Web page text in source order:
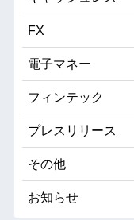
FX
電子マネー
フィンテック
プレスリリース
その他
お知らせ